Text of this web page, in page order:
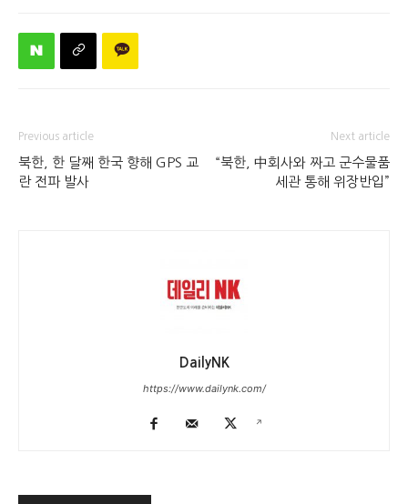
Previous article
북한, 한 달째 한국 향해 GPS 교
란 전파 발사
Next article
“북한, 中회사와 짜고 군수물품
세관 통해 위장반입”
DailyNK
https://www.dailynk.com/